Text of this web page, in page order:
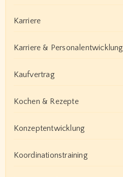
Karriere
Karriere & Personalentwicklung
Kaufvertrag
Kochen & Rezepte
Konzeptentwicklung
Koordinationstraining